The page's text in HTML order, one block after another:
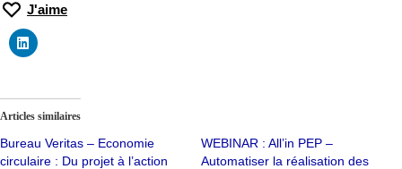
J'aime
Articles similaires
Bureau Veritas – Economie
circulaire : Du projet à l’action
WEBINAR : All’in PEP –
Automatiser la réalisation des